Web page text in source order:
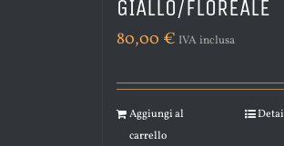
GIALLO/FLOREALE
80,00 € IVA inclusa
Aggiungi al
carrello